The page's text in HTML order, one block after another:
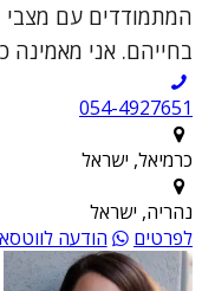
המתמודדים עם מצבי
בחייהם. אני מאמינה
054-4927651
כרמיאל, ישראל
נהריה, ישראל
לפרטים
הודעה